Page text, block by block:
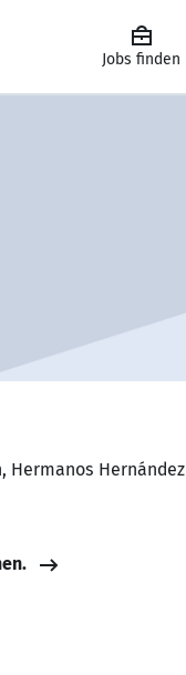
Jobs finden
Hermanos Hernández